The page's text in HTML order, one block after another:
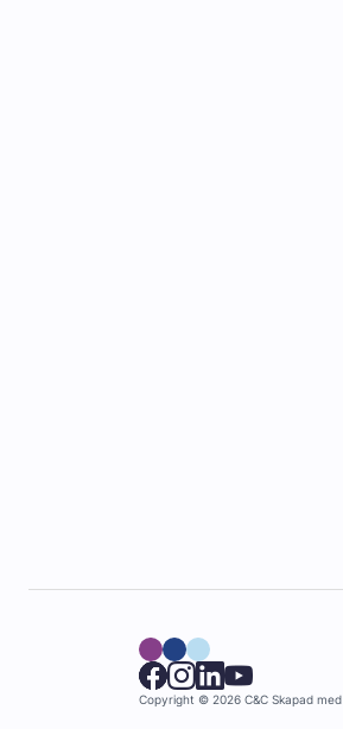
Copyright © 2026 C&C Skapad med